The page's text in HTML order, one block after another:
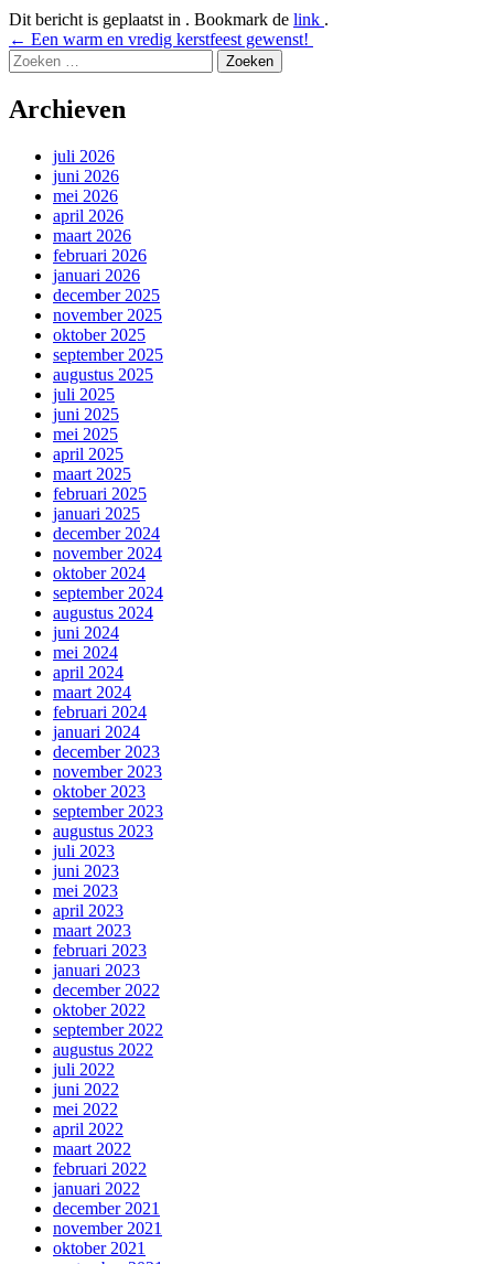
Dit bericht is geplaatst in . Bookmark de link .
Bericht
navigatie
← Een warm en vredig kerstfeest gewenst!
Zoeken
naar:
Archieven
juli 2026
juni 2026
mei 2026
april 2026
maart 2026
februari 2026
januari 2026
december 2025
november 2025
oktober 2025
september 2025
augustus 2025
juli 2025
juni 2025
mei 2025
april 2025
maart 2025
februari 2025
januari 2025
december 2024
november 2024
oktober 2024
september 2024
augustus 2024
juni 2024
mei 2024
april 2024
maart 2024
februari 2024
januari 2024
december 2023
november 2023
oktober 2023
september 2023
augustus 2023
juli 2023
juni 2023
mei 2023
april 2023
maart 2023
februari 2023
januari 2023
december 2022
oktober 2022
september 2022
augustus 2022
juli 2022
juni 2022
mei 2022
april 2022
maart 2022
februari 2022
januari 2022
december 2021
november 2021
oktober 2021